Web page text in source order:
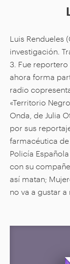
Luis Rendueles
investigación.
3. Fue
ahora forma
radio
«Territorio
Onda, de Julia
por sus
farmacéutica
Policía
con su
así matan;
no va a gustar a